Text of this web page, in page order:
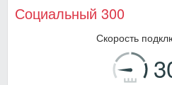
Социальный 300
Скорость